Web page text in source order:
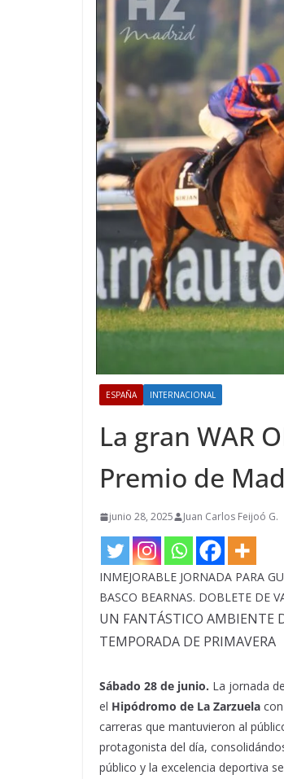
ESPAÑA INTERNACIONAL
La gran WAR
Premio de
junio 28, 2025 Juan Carlos Feijoó G.
INMEJORABLE JORNADA PARA
BASCO BEARNAS. DOBLETE DE
UN FANTÁSTICO AMBIENTE
TEMPORADA DE PRIMAVERA
Sábado 28 de junio. La jornada
el Hipódromo de La Zarzuela
carreras que mantuvieron al
protagonista del día,
público y la excelencia deportiva